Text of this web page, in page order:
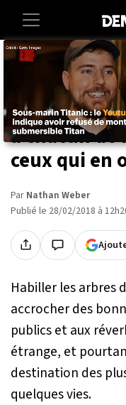
Accueil Societe
« Accroche
l'initiative
à chacun
ceux qui en
Par Nathan Weber
Publié le 28/02/2018 à
Habiller les arbres
accrocher des
publics et aux
étrange, et
destination des
quelques vies.